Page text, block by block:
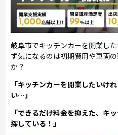
岐阜市でキッチンカーを開業し
ず気になるのは初期費用や車両
か？
「キッチンカーを開業したいけ
い…」
「できるだけ料金を抑えた、キ
探している！」